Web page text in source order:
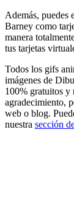
Además, puedes
Barney como
manera
tus tarjetas
Todos los gifs
imágenes de
100% gratuitos
agradecimiento,
web o blog.
nuestra sección